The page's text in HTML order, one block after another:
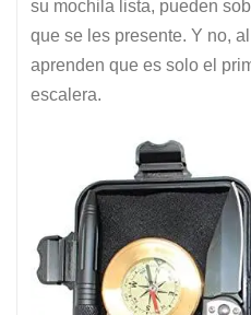
su mochila lista, pueden
que se les presente. Y no,
aprenden que es solo el
escalera.